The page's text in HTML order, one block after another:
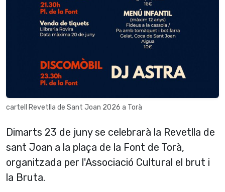
cartell Revetlla de Sant Joan 2026 a Torà
Dimarts 23 de juny se celebrarà la Revetlla de
sant Joan a la plaça de la Font de Torà,
organitzada per l'Associació Cultural el brut i
la Bruta.